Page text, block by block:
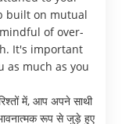
built on mutual
of over-
It's important
as much as you
में, आप अपने साथी
रूप से जुड़े हुए